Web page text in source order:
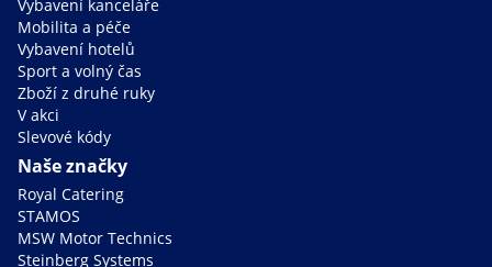
Vybavení kanceláře
Mobilita a péče
Vybavení hotelů
Sport a volný čas
Zboží z druhé ruky
V akci
Slevové kódy
Naše značky
Royal Catering
STAMOS
MSW Motor Technics
Steinberg Systems